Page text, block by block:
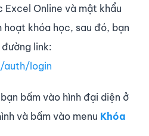
Online và mật khẩu
khóa học, sau đó, bạn
link:
auth/login
bấm vào hình đại diện ở
và bấm vào menu Khóa